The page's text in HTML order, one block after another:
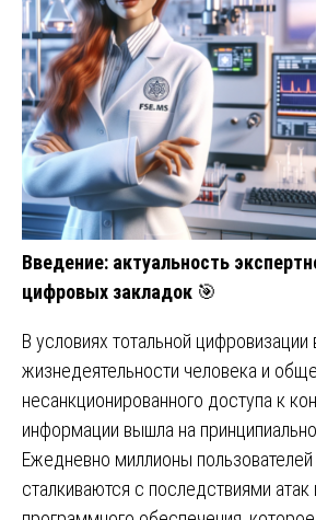
Введение: актуальность
цифровых закладок 🎯
В условиях тотальной
жизнедеятельности человека и
несанкционированного доступа к
информации вышла на
Ежедневно миллионы
сталкиваются с последствиями атак